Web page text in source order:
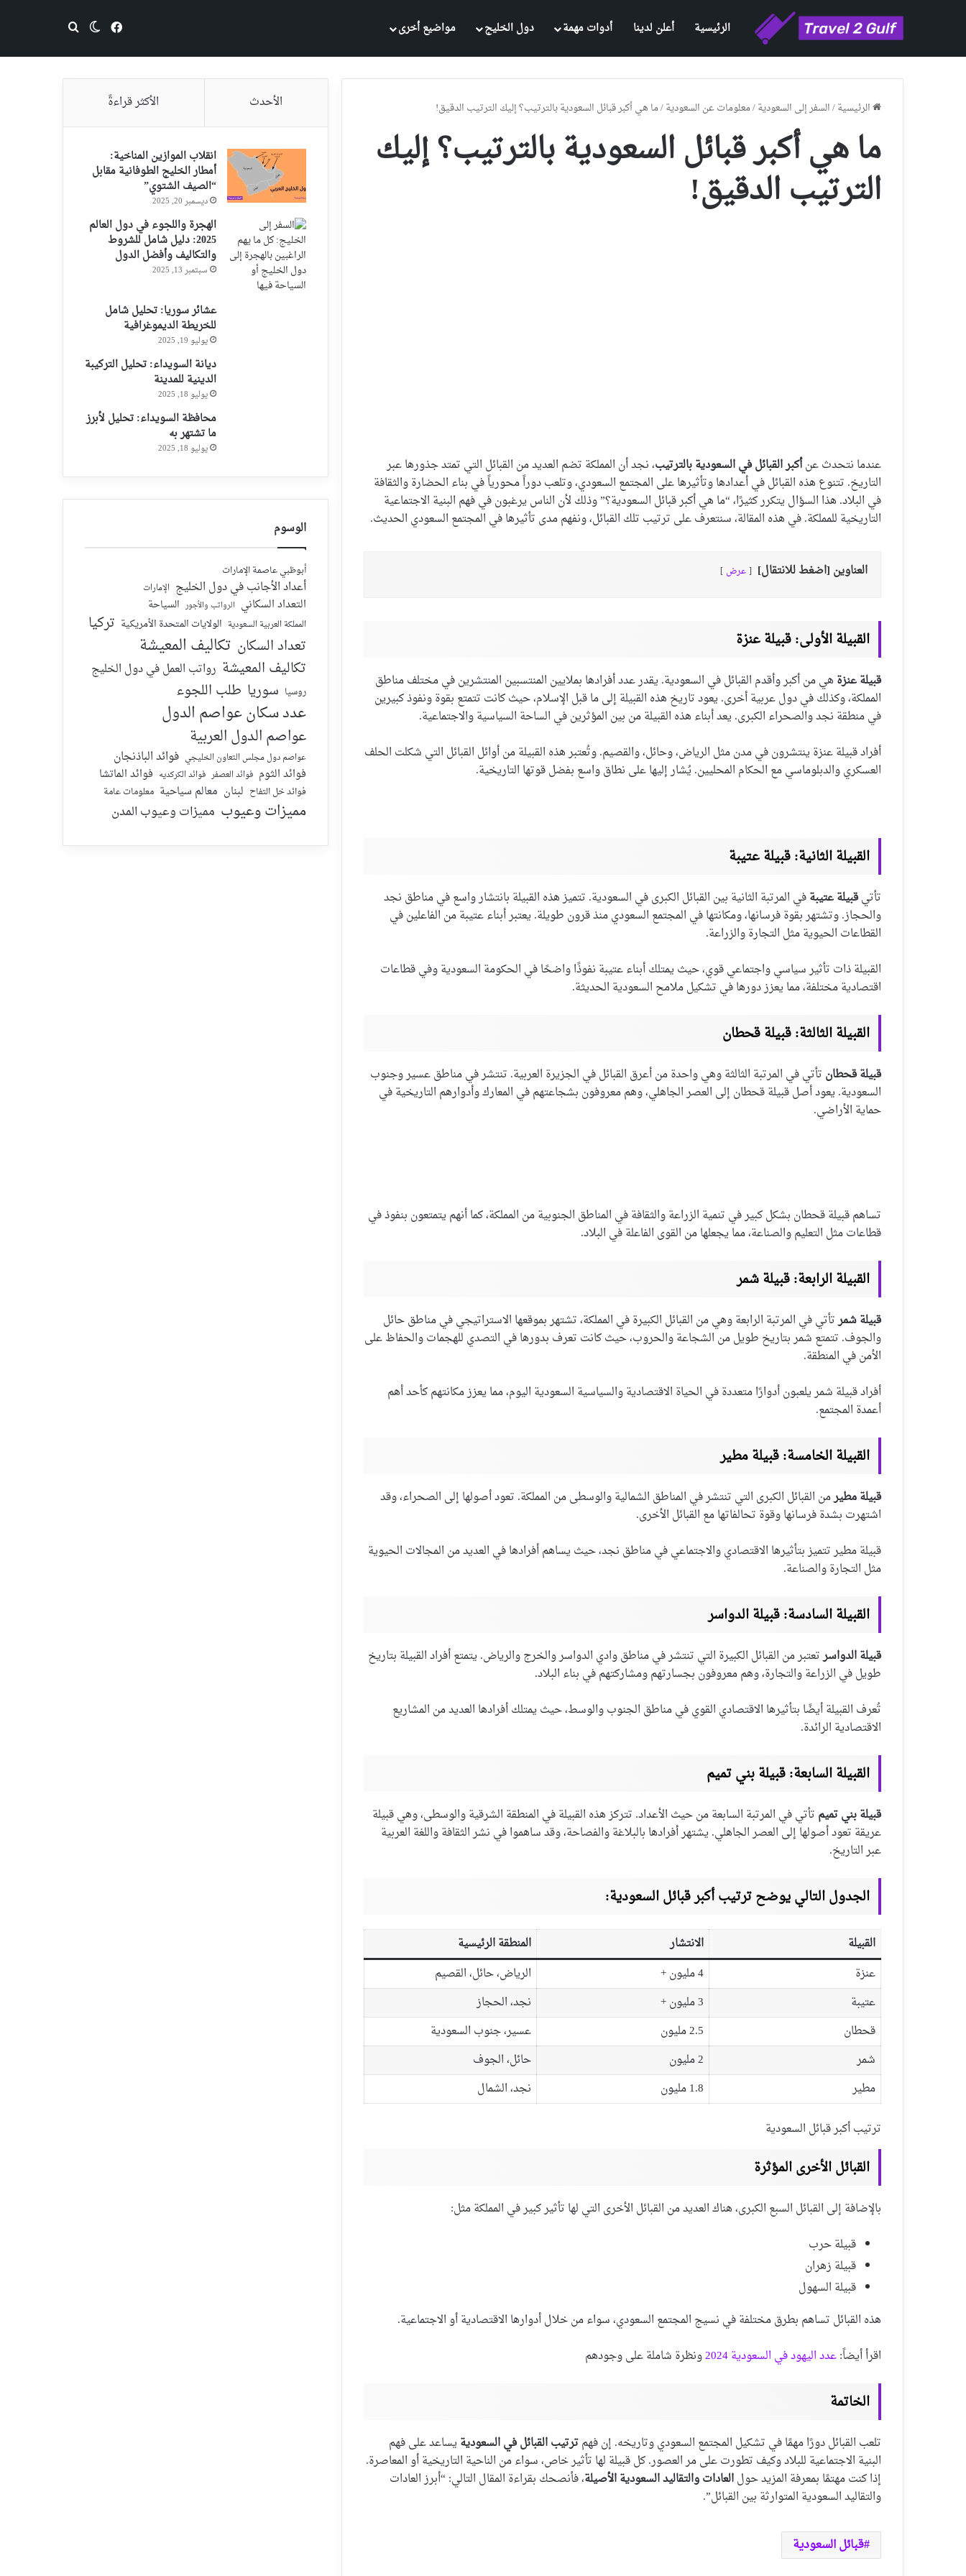
الرئيسية أعلن لدينا أدوات مهمة دول الخليج مواضيع أخرى فيسبوكالوضع المظلم
بحث عن
الرئيسية/السفر إلى السعودية/معلومات عن السعودية/ما هي أكبر قبائل السعودية بالترتيب؟ إليك الترتيب الدقيق!
ما هي أكبر قبائل السعودية بالترتيب؟ إليك
الترتيب الدقيق!
عندما نتحدث عنأكبر القبائل في السعودية بالترتيب، نجد أن المملكة تضم العديد من القبائل التي تمتد جذورها عبر
التاريخ. تتنوع هذه القبائل في أعدادها وتأثيرها على المجتمع السعودي، وتلعب دوراً محورياً في بناء الحضارة والثقافة
في البلاد. هذا السؤال يتكرر كثيرًا، “ما هي أكبر قبائل السعودية؟” وذلك لأن الناس يرغبون في فهم البنية الاجتماعية
التاريخية للمملكة. في هذه المقالة، سنتعرف على ترتيب تلك القبائل، ونفهم مدى تأثيرها في المجتمع السعودي الحديث.
العناوين [اضغط للانتقال] عرض
القبيلة الأولى: قبيلة عنزة
قبيلة عنزة هي من أكبر وأقدم القبائل في السعودية. يقدر عدد أفرادها بملايين المنتسبين المنتشرين في مختلف مناطق
المملكة، وكذلك في دول عربية أخرى. يعود تاريخ هذه القبيلة إلى ما قبل الإسلام، حيث كانت تتمتع بقوة ونفوذ كبيرين
في منطقة نجد والصحراء الكبرى. يعد أبناء هذه القبيلة من بين المؤثرين في الساحة السياسية والاجتماعية.
أفراد قبيلة عنزة ينتشرون في مدن مثل الرياض، وحائل، والقصيم. وتُعتبر هذه القبيلة من أوائل القبائل التي شكلت الحلف
العسكري والدبلوماسي مع الحكام المحليين. يُشار إليها على نطاق واسع بفضل قوتها التاريخية.
القبيلة الثانية: قبيلة عتيبة
تأتيقبيلة عتيبةفي المرتبة الثانية بين القبائل الكبرى في السعودية. تتميز هذه القبيلة بانتشار واسع في مناطق نجد
والحجاز. وتشتهر بقوة فرسانها، ومكانتها في المجتمع السعودي منذ قرون طويلة. يعتبر أبناء عتيبة من الفاعلين في
القطاعات الحيوية مثل التجارة والزراعة.
القبيلة ذات تأثير سياسي واجتماعي قوي، حيث يمتلك أبناء عتيبة نفوذًا واضحًا في الحكومة السعودية وفي قطاعات
اقتصادية مختلفة، مما يعزز دورها في تشكيل ملامح السعودية الحديثة.
القبيلة الثالثة: قبيلة قحطان
قبيلة قحطان تأتي في المرتبة الثالثة وهي واحدة من أعرق القبائل في الجزيرة العربية. تنتشر في مناطق عسير وجنوب
السعودية. يعود أصل قبيلة قحطان إلى العصر الجاهلي، وهم معروفون بشجاعتهم في المعارك وأدوارهم التاريخية في
حماية الأراضي.
تساهم قبيلة قحطان بشكل كبير في تنمية الزراعة والثقافة في المناطق الجنوبية من المملكة، كما أنهم يتمتعون بنفوذ في
قطاعات مثل التعليم والصناعة، مما يجعلها من القوى الفاعلة في البلاد.
القبيلة الرابعة: قبيلة شمر
قبيلة شمرتأتي في المرتبة الرابعة وهي من القبائل الكبيرة في المملكة، تشتهر بموقعها الاستراتيجي في مناطق حائل
والجوف. تتمتع شمر بتاريخ طويل من الشجاعة والحروب، حيث كانت تعرف بدورها في التصدي للهجمات والحفاظ على
الأمن في المنطقة.
أفراد قبيلة شمر يلعبون أدوارًا متعددة في الحياة الاقتصادية والسياسية السعودية اليوم، مما يعزز مكانتهم كأحد أهم
أعمدة المجتمع.
القبيلة الخامسة: قبيلة مطير
قبيلة مطيرمن القبائل الكبرى التي تنتشر في المناطق الشمالية والوسطى من المملكة. تعود أصولها إلى الصحراء، وقد
اشتهرت بشدة فرسانها وقوة تحالفاتها مع القبائل الأخرى.
قبيلة مطير تتميز بتأثيرها الاقتصادي والاجتماعي في مناطق نجد، حيث يساهم أفرادها في العديد من المجالات الحيوية
مثل التجارة والصناعة.
القبيلة السادسة: قبيلة الدواسر
قبيلة الدواسرتعتبر من القبائل الكبيرة التي تنتشر في مناطق وادي الدواسر والخرج والرياض. يتمتع أفراد القبيلة بتاريخ
طويل في الزراعة والتجارة، وهم معروفون بجسارتهم ومشاركتهم في بناء البلاد.
تُعرف القبيلة أيضًا بتأثيرها الاقتصادي القوي في مناطق الجنوب والوسط، حيث يمتلك أفرادها العديد من المشاريع
الاقتصادية الرائدة.
القبيلة السابعة: قبيلة بني تميم
قبيلة بني تميم تأتي في المرتبة السابعة من حيث الأعداد. تتركز هذه القبيلة في المنطقة الشرقية والوسطى، وهي قبيلة
عريقة تعود أصولها إلى العصر الجاهلي. يشتهر أفرادها بالبلاغة والفصاحة، وقد ساهموا في نشر الثقافة واللغة العربية
عبر التاريخ.
الجدول التالي يوضح ترتيب أكبر قبائل السعودية:
القبيلة الانتشار
المنطقة الرئيسية
عنزة
4 مليون +
الرياض، حائل، القصيم
عتيبة
3 مليون +
نجد، الحجاز
قحطان
2.5 مليون
عسير، جنوب السعودية
شمر
2 مليون
حائل، الجوف
مطير
1.8 مليون
نجد، الشمال
ترتيب أكبر قبائل السعودية
القبائل الأخرى المؤثرة
بالإضافة إلى القبائل السبع الكبرى، هناك العديد من القبائل الأخرى التي لها تأثير كبير في المملكة مثل:
قبيلة حرب
قبيلة زهران
قبيلة السهول
هذه القبائل تساهم بطرق مختلفة في نسيج المجتمع السعودي، سواء من خلال أدوارها الاقتصادية أو الاجتماعية.
اقرأ أيضاً:عدد اليهود في السعودية 2024 ونظرة شاملة على وجودهم
الخاتمة
تلعب القبائل دورًا مهمًا في تشكيل المجتمع السعودي وتاريخه. إن فهمترتيب القبائل في السعوديةيساعد على فهم
البنية الاجتماعية للبلاد وكيف تطورت على مر العصور. كل قبيلة لها تأثير خاص، سواء من الناحية التاريخية أو المعاصرة.
إذا كنت مهتمًا بمعرفة المزيد حولالعادات والتقاليد السعودية الأصيلة، فأنصحك بقراءة المقال التالي: “أبرز العادات
والتقاليد السعودية المتوارثة بين القبائل”.
قبائل السعودية
الأحدث الأكثر قراءةً
انقلاب الموازين المناخية:
أمطار الخليج الطوفانية مقابل
“الصيف الشتوي”
ديسمبر 20, 2025
الهجرة واللجوء في دول العالم
2025: دليل شامل للشروط
والتكاليف وأفضل الدول
سبتمبر 13, 2025
عشائر سوريا: تحليل شامل
للخريطة الديموغرافية
يوليو 19, 2025
ديانة السويداء: تحليل التركيبة
الدينية للمدينة
يوليو 18, 2025
محافظة السويداء: تحليل لأبرز
ما تشتهر به
يوليو 18, 2025
الوسوم
أبوظبي عاصمة الإمارات
أعداد الأجانب في دول الخليج الإمارات
التعداد السكاني الرواتب والأجور السياحة
المملكة العربية السعودية الولايات المتحدة الأمريكية تركيا
تعداد السكان تكاليف المعيشة
تكاليف المعيشة رواتب العمل في دول الخليج
روسيا سوريا طلب اللجوء
عدد سكان عواصم الدول
عواصم الدول العربية
عواصم دول مجلس التعاون الخليجي فوائد الباذنجان
فوائد الثوم فوائد العصفر فوائد الكركديه فوائد الماتشا
فوائد خل التفاح لبنان معالم سياحية معلومات عامة
مميزات وعيوب مميزات وعيوب المدن